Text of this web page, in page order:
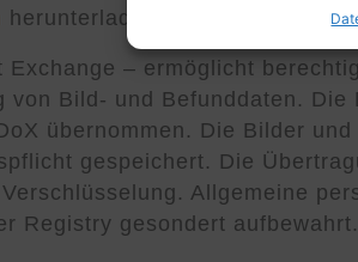
herunterladen und installieren.
Exchange – ermöglicht
von Bild- und Befunddaten.
übernommen. Die Bilder
gespeichert. Die
Allgemeine
Registry gesondert aufbewahrt.